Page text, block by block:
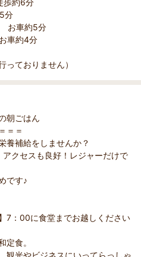
歩約6分
分
お車約5分
車約4分
っておりません）
朝ごはん
＝＝
養補給をしませんか？
クセスも良好！レジャーだけで
です♪
7：00に食堂までお越しください
定食。